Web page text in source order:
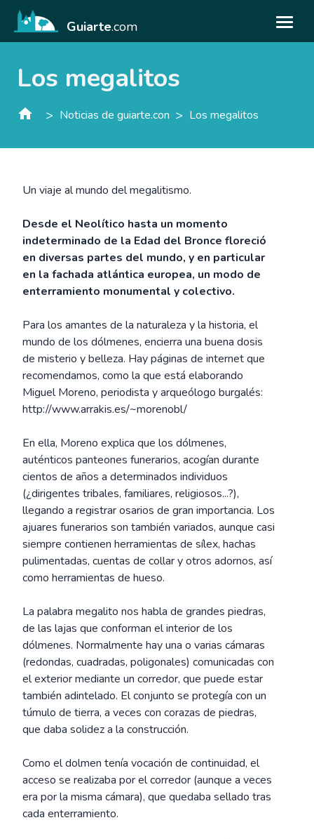
Guiarte.com
Los megalitos
> Noticias de guiarte.con > Los megalitos
Un viaje al mundo del megalitismo.
Desde el Neolítico hasta un momento
indeterminado de la Edad del Bronce floreció
en diversas partes del mundo, y en particular
en la fachada atlántica europea, un modo de
enterramiento monumental y colectivo.
Para los amantes de la naturaleza y la historia, el
mundo de los dólmenes, encierra una buena dosis
de misterio y belleza. Hay páginas de internet que
recomendamos, como la que está elaborando
Miguel Moreno, periodista y arqueólogo burgalés:
http://www.arrakis.es/~morenobl/
En ella, Moreno explica que los dólmenes,
auténticos panteones funerarios, acogían durante
cientos de años a determinados individuos
(¿dirigentes tribales, familiares, religiosos...?),
llegando a registrar osarios de gran importancia. Los
ajuares funerarios son también variados, aunque casi
siempre contienen herramientas de sílex, hachas
pulimentadas, cuentas de collar y otros adornos, así
como herramientas de hueso.
La palabra megalito nos habla de grandes piedras,
de las lajas que conforman el interior de los
dólmenes. Normalmente hay una o varias cámaras
(redondas, cuadradas, poligonales) comunicadas con
el exterior mediante un corredor, que puede estar
también adintelado. El conjunto se protegía con un
túmulo de tierra, a veces con corazas de piedras,
que daba solidez a la construcción.
Como el dolmen tenía vocación de continuidad, el
acceso se realizaba por el corredor (aunque a veces
era por la misma cámara), que quedaba sellado tras
cada enterramiento.